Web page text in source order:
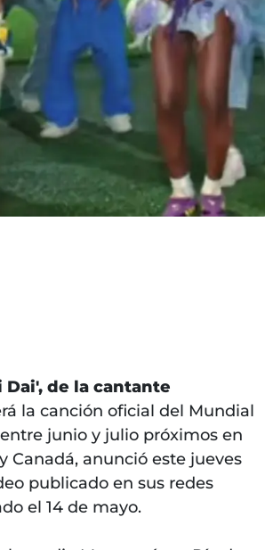
Dai', de la cantante
la canción oficial del Mundial
junio y julio próximos en
Canadá, anunció este jueves
publicado en sus redes
el 14 de mayo.